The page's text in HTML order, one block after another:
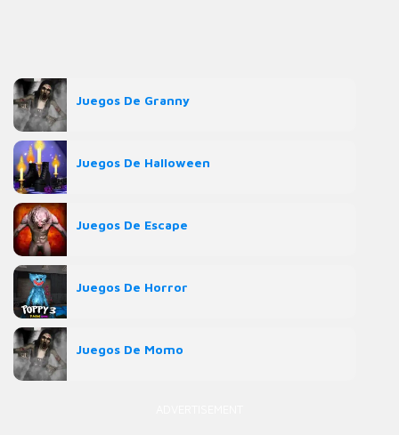
Juegos De Granny
Juegos De Halloween
Juegos De Escape
Juegos De Horror
Juegos De Momo